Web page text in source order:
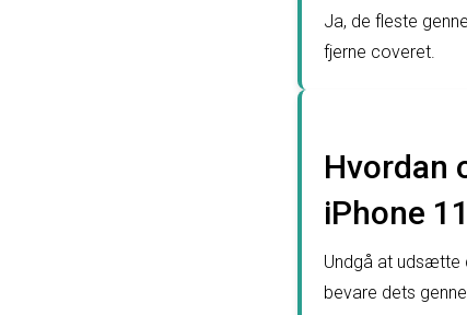
Ja, de fleste
fjerne coveret.
Hvordan
iPhone
Undgå at udsætte
bevare dets